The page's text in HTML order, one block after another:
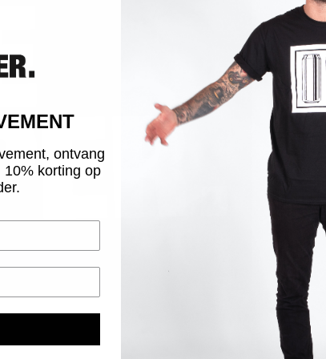
ontvang
korting op